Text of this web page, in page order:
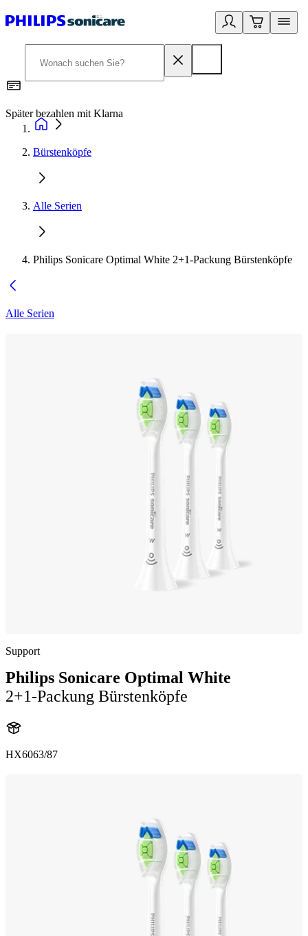
Später bezahlen mit Klarna
Bürstenköpfe
Alle Serien
Philips Sonicare Optimal White 2+1-Packung Bürstenköpfe
Alle Serien
Support
Philips Sonicare Optimal White
2+1-Packung Bürstenköpfe
HX6063/87